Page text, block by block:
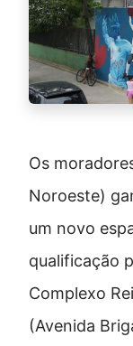
Os
Noroeste)
um novo
qualificação
Complexo
(Avenida